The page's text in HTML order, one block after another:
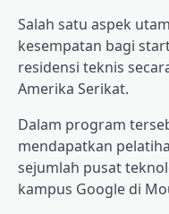
Salah satu aspek
kesempatan bagi
residensi teknis
Amerika Serikat.
Dalam program
mendapatkan
sejumlah pusat
kampus Google di